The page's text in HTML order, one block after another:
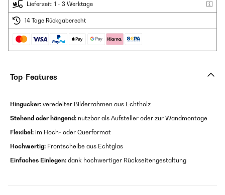
Lieferzeit: 1 - 3 Werktage
14 Tage Rückgaberecht
Top-Features
Hingucker: veredelter Bilderrahmen aus Echtholz
Stehend oder hängend: nutzbar als Aufsteller oder zur Wandmontage
Flexibel: im Hoch- oder Querformat
Hochwertig: Frontscheibe aus Echtglas
Einfaches Einlegen: dank hochwertiger Rückseitengestaltung